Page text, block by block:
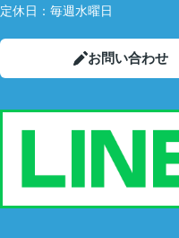
定休日： 毎週水曜日
お問い合わせ